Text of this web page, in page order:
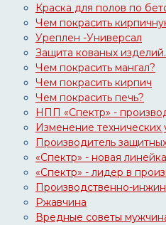
Краска для полов по
Чем покрасить
Уреплен -Универсал
Защита кованых изделий.
Чем покрасить мангал?
Чем покрасить кирпич
Чем покрасить печь?
НПП «Спектр» -
Изменение
Производитель
«Спектр» - новая
«Спектр» - лидер в
Производственно-
Ржавчина
Вредные советы